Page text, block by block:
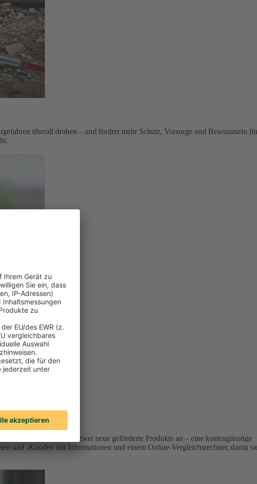
überall drohen – und fordert mehr Schutz, Vorsorge und Bewusstsein
Kölner Versicherer zwei neue geförderte Produkte an – eine kostengünstige
und -Kunden mit Informationen und einem Online-Vergleichsrechner, damit